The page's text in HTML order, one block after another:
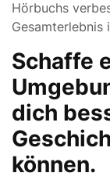
Hörbuchs
Gesamterlebnis
Schaffe
dich
können.